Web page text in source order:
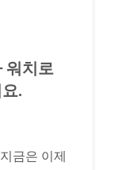
워치로
.
금은 이제